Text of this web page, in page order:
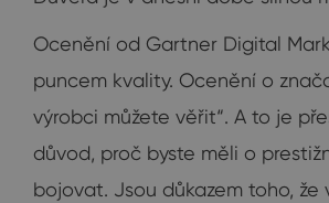
Ocenění od Gartner Digital
puncem kvality. Ocenění o
výrobci můžete věřit“. A to je
důvod, proč byste měli o
bojovat. Jsou důkazem toho, že